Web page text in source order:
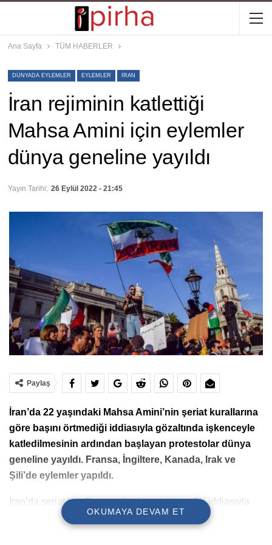
Ana Sayfa TÜM HABERLER
DÜNYADA EYLEMLER EYLEMLER İRAN
İran rejiminin katlettiği
Mahsa Amini için eylemler
dünya geneline yayıldı
Yayın Tarihi: 26 Eylül 2022 - 21:45
Paylaş
İran’da 22 yaşındaki Mahsa Amini’nin şeriat kurallarına
göre başını örtmediği iddiasıyla gözaltında işkenceyle
katledilmesinin ardından başlayan protestolar dünya
geneline yayıldı. Fransa, İngiltere, Kanada, Irak ve
Şili’de eylemler yapıldı.
İran’da şeriat kurallarına göre başını örtmediği iddiasıyla
‘ahlak polisi’ tarafından katledilen 22 yaşındaki Kürt kadın
OKUMAYA DEVAM ET